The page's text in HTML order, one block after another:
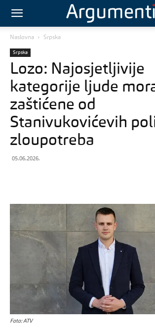
Naslovna Srpska
Srpska
Lozo: Najosjetljivije
kategorije ljude
zaštićene od
Stanivukovićevih
zloupotreba
05.06.2026.
Foto: ATV